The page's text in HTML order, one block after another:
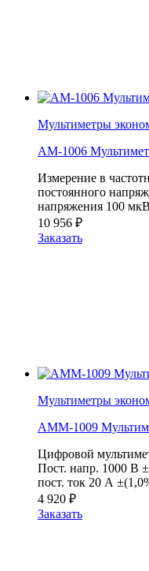
Мультиметры
АМ-1006
Измерение в
постоянного
напряжения 100
10 956 ₽
Заказать
Мультиметры
АММ-1009
Цифровой
Пост. напр. 1000 В
пост. ток 20 А
4 920 ₽
Заказать